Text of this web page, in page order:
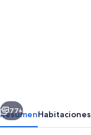
Siguiente
77+
ResumenHabitaciones